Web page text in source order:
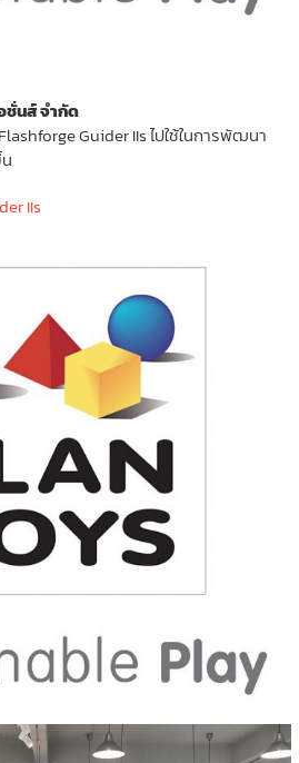
ชั่นส์ จำกัด
Guider IIs ไปใช้ในการพัฒนา
IIs